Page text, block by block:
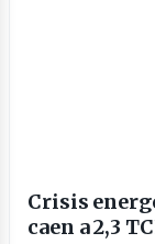
Crisis
caen a 2,3